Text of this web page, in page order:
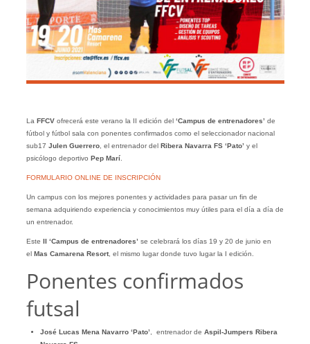
La FFCV ofrecerá este verano la II edición del ‘Campus de entrenadores’ de
fútbol y fútbol sala con ponentes confirmados como el seleccionador nacional
sub17 Julen Guerrero, el entrenador del Ribera Navarra FS ‘Pato’ y el
psicólogo deportivo Pep Marí.
FORMULARIO ONLINE DE INSCRIPCIÓN
Un campus con los mejores ponentes y actividades para pasar un fin de
semana adquiriendo experiencia y conocimientos muy útiles para el día a día de
un entrenador.
Este II ‘Campus de entrenadores’ se celebrará los días 19 y 20 de junio en
el Mas Camarena Resort, el mismo lugar donde tuvo lugar la I edición.
Ponentes confirmados
futsal
José Lucas Mena Navarro ‘Pato’ , entrenador de Aspil-Jumpers Ribera